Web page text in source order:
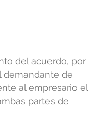
del acuerdo, por
demandante de
al empresario el
partes de